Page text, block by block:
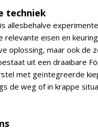
techniek
allesbehalve
eisen en
oplossing, maar ook de
uit een draaibare
met geïntegreerde
de weg of in krappe